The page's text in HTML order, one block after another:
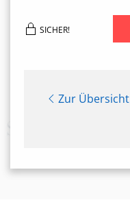
SICHER!
Zur Übersicht